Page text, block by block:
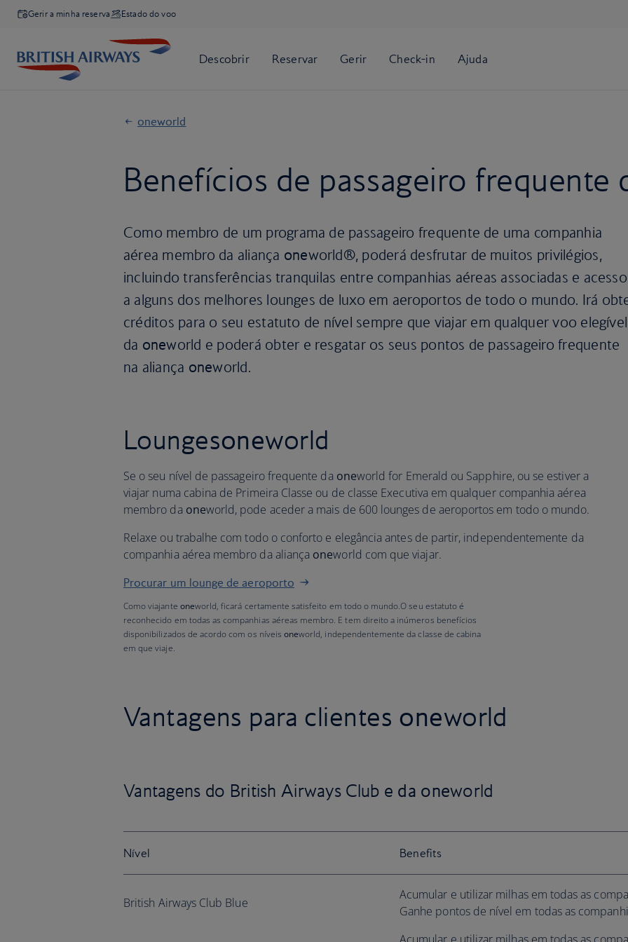
Gerir a minha reserva Estado do voo
oneworld
Benefícios de passageiro frequente
Como membro de um programa de passageiro frequente de uma companhia
aérea membro da aliança oneworld®, poderá desfrutar de muitos privilégios,
incluindo transferências tranquilas entre companhias aéreas associadas e acesso
a alguns dos melhores lounges de luxo em aeroportos de todo o mundo. Irá
créditos para o seu estatuto de nível sempre que viajar em qualquer voo elegível
da oneworld e poderá obter e resgatar os seus pontos de passageiro frequente
na aliança oneworld.
Loungesoneworld
Se o seu nível de passageiro frequente da oneworld for Emerald ou Sapphire, ou se estiver a
viajar numa cabina de Primeira Classe ou de classe Executiva em qualquer companhia aérea
membro da oneworld, pode aceder a mais de 600 lounges de aeroportos em todo o mundo.
Relaxe ou trabalhe com todo o conforto e elegância antes de partir, independentemente da
companhia aérea membro da aliança oneworld com que viajar.
Procurar um lounge de aeroporto
Como viajante oneworld, ficará certamente satisfeito em todo o mundo.O seu estatuto é
reconhecido em todas as companhias aéreas membro. E tem direito a inúmeros benefícios
disponibilizados de acordo com os níveis oneworld, independentemente da classe de cabina
em que viaje.
Vantagens para clientes oneworld
Vantagens do British Airways Club e da oneworld
Nível Benefits
British Airways Club Blue
Acumular e utilizar milhas em todas as
Ganhe pontos de nível em todas as